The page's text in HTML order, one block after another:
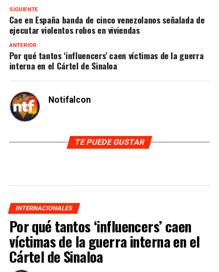
SIGUIENTE
Cae en España banda de cinco venezolanos señalada de
ejecutar violentos robos en viviendas
ANTERIOR
Por qué tantos ‘influencers’ caen víctimas de la guerra
interna en el Cártel de Sinaloa
Notifalcon
TE PUEDE GUSTAR
INTERNACIONALES
Por qué tantos ‘influencers’ caen
víctimas de la guerra interna en el
Cártel de Sinaloa